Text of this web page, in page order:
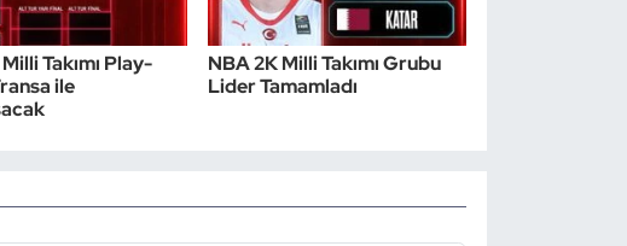
Takımı Play-
ile
NBA 2K Milli Takımı Grubu
Lider Tamamladı